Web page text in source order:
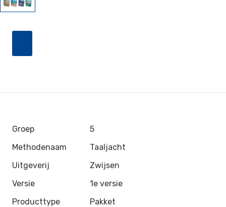
Groep
5
Methodenaam
Taaljacht
Uitgeverij
Zwijsen
Versie
1e versie
Producttype
Pakket